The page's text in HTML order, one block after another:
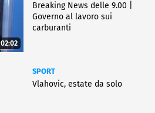
02:02
Breaking News delle 9.00 |
Governo al lavoro sui
carburanti
SPORT
Vlahovic, estate da solo